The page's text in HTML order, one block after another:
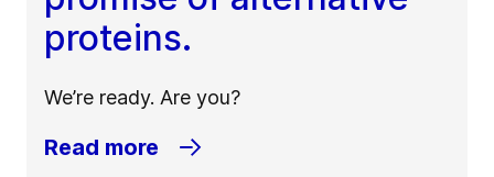
proteins.
We’re ready. Are you?
Read more